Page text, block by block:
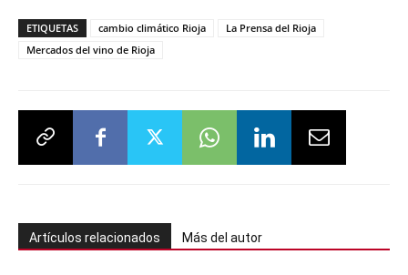
ETIQUETAS cambio climático Rioja
La Prensa del Rioja
Mercados del vino de Rioja
Artículos relacionados Más del autor